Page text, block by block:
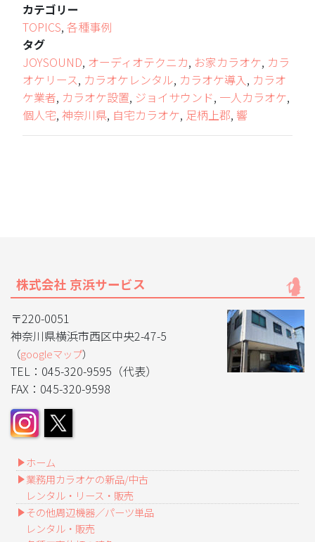
カテゴリー
TOPICS, 各種事例
タグ
JOYSOUND, オーディオテクニカ, お家カラオケ, カラ
オケリース, カラオケレンタル, カラオケ導入, カラオ
ケ業者, カラオケ設置, ジョイサウンド, 一人カラオケ,
個人宅, 神奈川県, 自宅カラオケ, 足柄上郡, 響
株式会社 京浜サービス
〒220-0051
神奈川県横浜市西区中央2-47-5
（googleマップ）
TEL：045-320-9595（代表）
FAX：045-320-9598
ホーム
業務用カラオケの新品/中古
レンタル・リース・販売
その他周辺機器／パーツ単品
レンタル・販売